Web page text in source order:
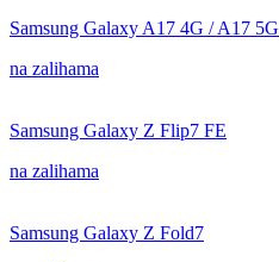
Samsung Galaxy A17 4G / A17 5G
na zalihama
Samsung Galaxy Z Flip7 FE
na zalihama
Samsung Galaxy Z Fold7